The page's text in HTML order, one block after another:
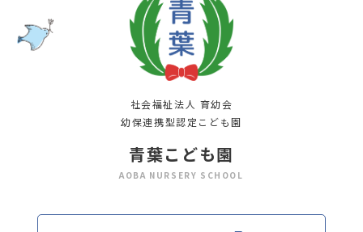
社会福祉法人 育幼会
幼保連携型認定こども園
青葉こども園
AOBA NURSERY SCHOOL